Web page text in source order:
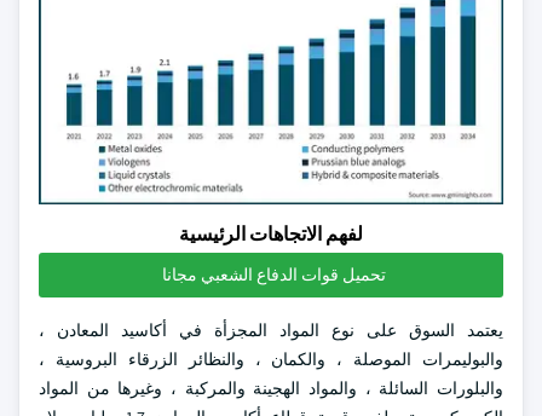
لفهم الاتجاهات الرئيسية
تحميل قوات الدفاع الشعبي مجانا
يعتمد السوق على نوع المواد المجزأة في أكاسيد المعادن ،
والبوليمرات الموصلة ، والكمان ، والنظائر الزرقاء البروسية ،
والبلورات السائلة ، والمواد الهجينة والمركبة ، وغيرها من المواد